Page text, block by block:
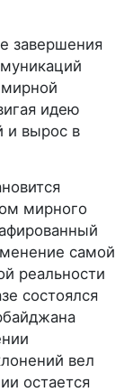
завершения
идею
и вырос в
мирного
самой
реальности
состоялся
вел
остается